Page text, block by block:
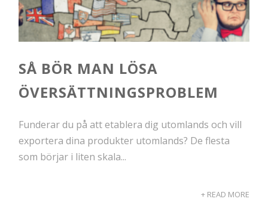
SÅ BÖR MAN LÖSA
ÖVERSÄTTNINGSPROBLEM
Funderar du på att etablera dig utomlands och vill
exportera dina produkter utomlands? De flesta
som börjar i liten skala...
+ READ MORE